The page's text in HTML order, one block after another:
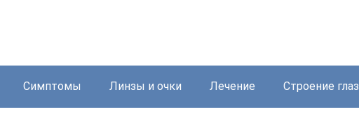
Симптомы Линзы и очки Лечение Строение глаз